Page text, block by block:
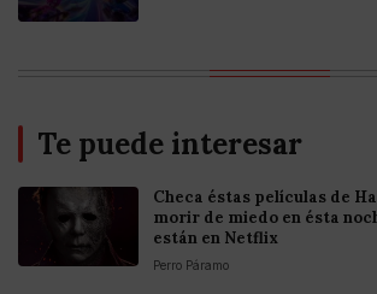
Te puede interesar
Checa éstas películas de
morir de miedo en ésta
están en Netflix
Perro Páramo